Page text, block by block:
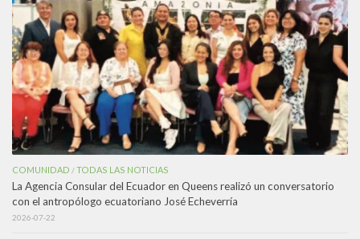
COMUNIDAD /TODAS LAS NOTICIAS
La Agencia Consular del Ecuador en Queens realizó un conversatorio
con el antropólogo ecuatoriano José Echeverría
2026-07-22